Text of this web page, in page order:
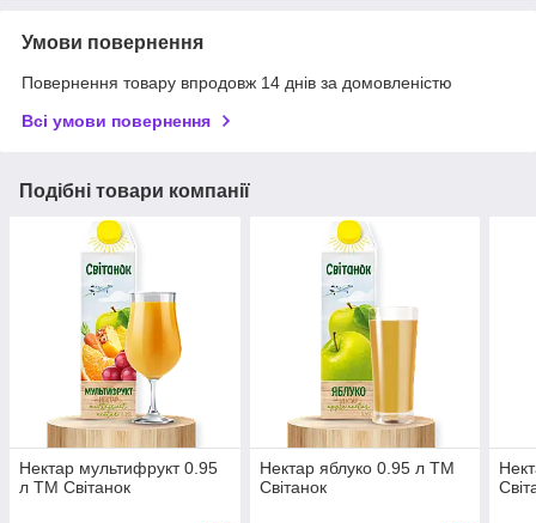
Умови повернення
Повернення товару впродовж 14 днів за домовленістю
Всі умови повернення
Подібні товари компанії
Нектар мультифрукт 0.95
л ТМ Світанок
Нектар яблуко 0.95 л ТМ
Світанок